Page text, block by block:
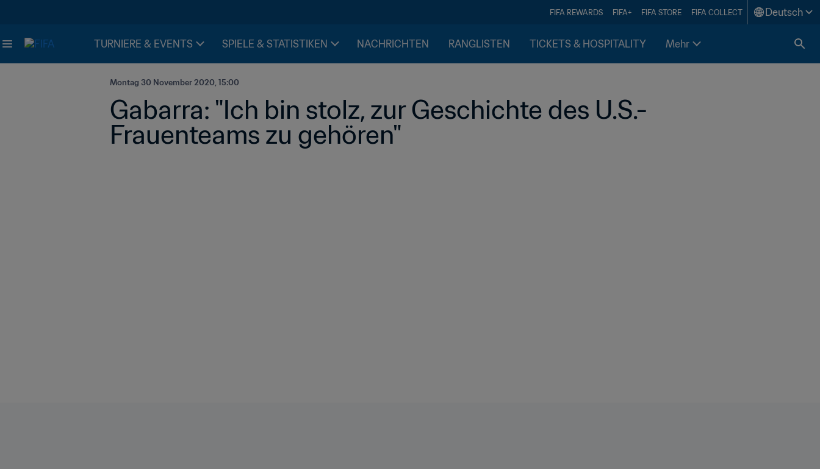
FIFA REWARDS FIFA+ FIFA STORE FIFA COLLECT Deutsch
TURNIERE & EVENTS SPIELE & STATISTIKEN NACHRICHTEN RANGLISTEN TICKETS & HOSPITALITY Mehr
Montag 30 November 2020, 15:00
Gabarra: "Ich bin stolz, zur Geschichte des U.S.-
Frauenteams zu gehören"